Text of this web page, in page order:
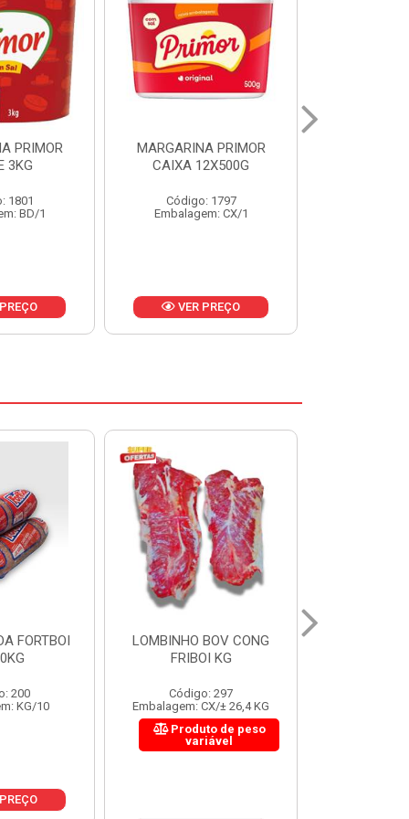
PRIMOR
1797
CX/1
MARGARINA PRIMOR CX
24X250G
Código: 1921
Embalagem: CX/1
VER PREÇO
CONG
KG
297
± 26,4 KG
FIGADO BOV CONG FRIBOI
KG
Código: 222
Embalagem: CX/± 30,12 KG
Produto de peso
variável